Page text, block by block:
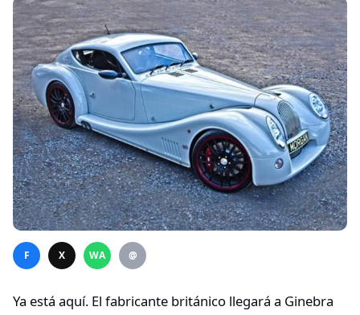
F X WA @
Ya está aquí. El fabricante británico llegará a Ginebra